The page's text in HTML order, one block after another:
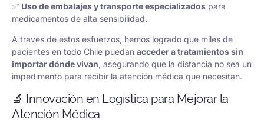
✅ Uso de embalajes y transporte especializados para
medicamentos de alta sensibilidad.
A través de estos esfuerzos, hemos logrado que miles de
pacientes en todo Chile puedan acceder a tratamientos sin
importar dónde vivan, asegurando que la distancia no sea un
impedimento para recibir la atención médica que necesitan.
🔬 Innovación en Logística para Mejorar la
Atención Médica